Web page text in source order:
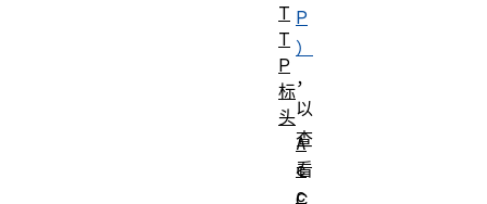
P
）
，
以
查
看
T
T
P
标
头
A
c
c